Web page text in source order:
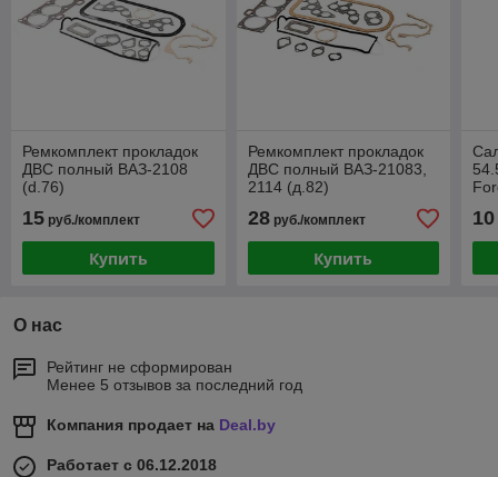
Ремкомплект прокладок
ДВС полный ВАЗ-2108
(d.76)
15 руб./комплект
Купить
Ремкомплект прокладок
ДВС полный ВАЗ-21083,
2114 (д.82)
28руб./комплект
Купить
10
О нас
Рейтинг не сформирован
Менее 5 отзывов за последний год
Компания продает на Deal.by
Работает с 06.12.2018